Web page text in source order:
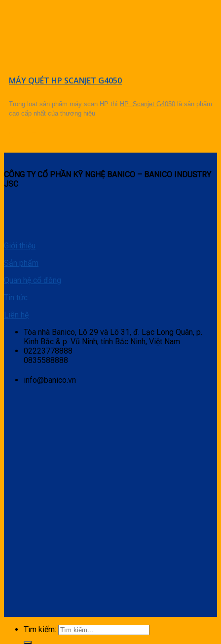
MÁY QUÉT HP SCANJET G4050
Trong loạt sản phẩm máy scan HP thì HP Scanjet G4050 là sản phẩm
cao cấp nhất của thương hiệu
CÔNG TY CỔ PHẦN KỸ NGHỆ BANICO – BANICO INDUSTRY
JSC
Giới thiệu
Sản phẩm
Quan hệ cổ đông
Tin tức
Liên hệ
Tòa nhà Banico, Lô 29 và Lô 31, đ. Lạc Long Quân, p.
Kinh Bắc & p. Vũ Ninh, tỉnh Bắc Ninh, Việt Nam
02223778888
0835588888
info@banico.vn
Tìm kiếm: